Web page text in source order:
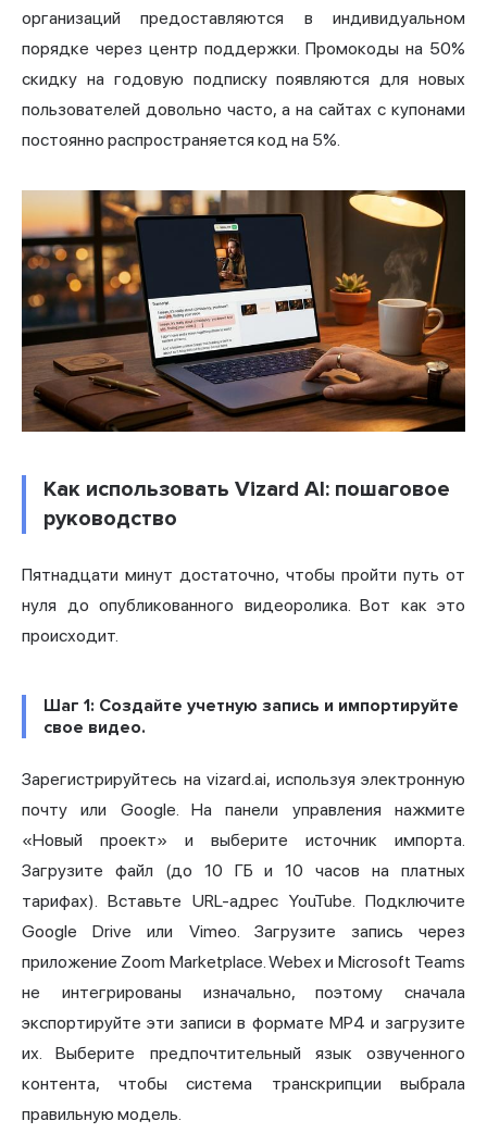
организаций предоставляются в индивидуальном
порядке через центр поддержки. Промокоды на 50%
скидку на годовую подписку появляются для новых
пользователей довольно часто, а на сайтах с купонами
постоянно распространяется код на 5%.
Как использовать Vizard AI: пошаговое
руководство
Пятнадцати минут достаточно, чтобы пройти путь от
нуля до опубликованного видеоролика. Вот как это
происходит.
Шаг 1: Создайте учетную запись и импортируйте
свое видео.
Зарегистрируйтесь на vizard.ai, используя электронную
почту или Google. На панели управления нажмите
«Новый проект» и выберите источник импорта.
Загрузите файл (до 10 ГБ и 10 часов на платных
тарифах). Вставьте URL-адрес YouTube. Подключите
Google Drive или Vimeo. Загрузите запись через
приложение Zoom Marketplace. Webex и Microsoft Teams
не интегрированы изначально, поэтому сначала
экспортируйте эти записи в формате MP4 и загрузите
их. Выберите предпочтительный язык озвученного
контента, чтобы система транскрипции выбрала
правильную модель.